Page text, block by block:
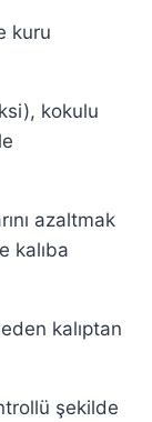
kuru
kokulu
azaltmak
kalıba
kalıptan
şekilde